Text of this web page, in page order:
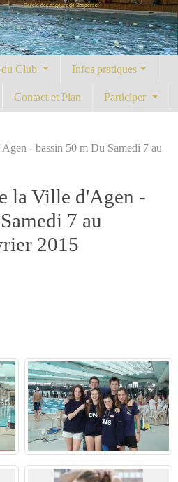
Cercle des nageurs de Bergerac
Club Infos pratiques
Contact et Plan Participer
- bassin 50 m Du Samedi 7 au
la Ville d'Agen -
7 au
2015